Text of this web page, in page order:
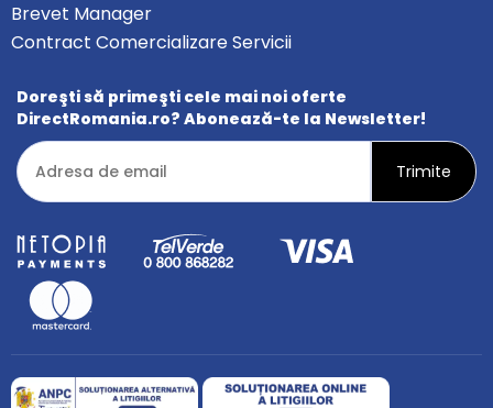
Brevet Manager
Contract Comercializare Servicii
Doreşti să primeşti cele mai noi oferte
DirectRomania.ro? Abonează-te la Newsletter!